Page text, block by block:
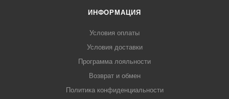
ИНФОРМАЦИЯ
Условия оплаты
Условия доставки
Программа лояльности
Возврат и обмен
Политика конфиденциальности